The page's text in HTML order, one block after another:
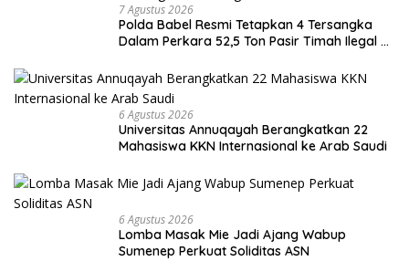
7 Agustus 2026
Polda Babel Resmi Tetapkan 4 Tersangka
Dalam Perkara 52,5 Ton Pasir Timah Ilegal di
6 Agustus 2026
Universitas Annuqayah Berangkatkan 22
Mahasiswa KKN Internasional ke Arab Saudi
6 Agustus 2026
Lomba Masak Mie Jadi Ajang Wabup
Sumenep Perkuat Soliditas ASN